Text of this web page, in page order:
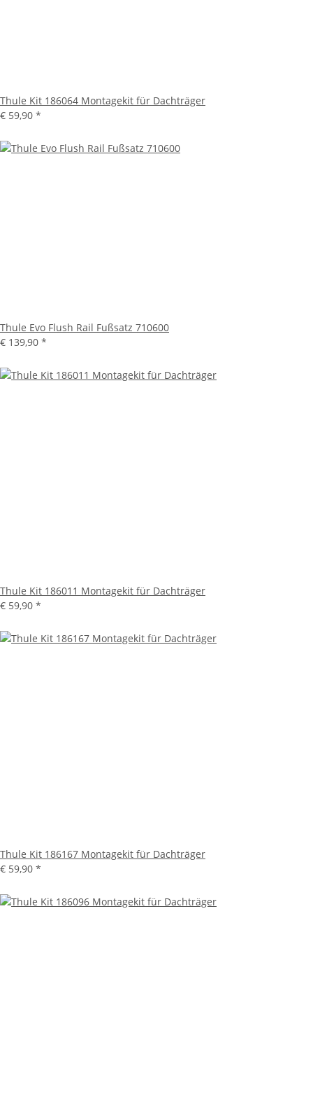
Thule Kit 186064 Montagekit für Dachträger
€ 59,90 *
Thule Evo Flush Rail Fußsatz 710600
€ 139,90 *
Thule Kit 186011 Montagekit für Dachträger
€ 59,90 *
Thule Kit 186167 Montagekit für Dachträger
€ 59,90 *